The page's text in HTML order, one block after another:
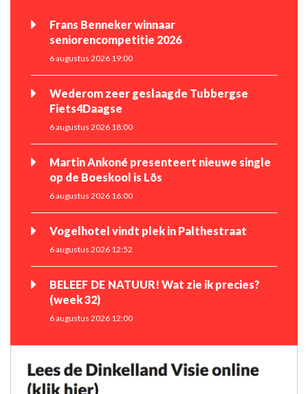
Frans Benneker winnaar
seniorencompetitie 2026
6 augustus 2026 19:00
Wederom zeer geslaagde Tubbergse
Fiets4Daagse
6 augustus 2026 18:00
Martin Ankoné presenteert nieuwe single
op de Boeskool is Lös
6 augustus 2026 16:00
Vogelhotel vindt plek in Palthestraat
6 augustus 2026 12:52
BELEEF DE NATUUR! Wat zie ik precies?
(week 32)
6 augustus 2026 12:00